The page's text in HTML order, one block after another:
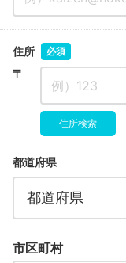
住所 必須
〒
住所検索
都道府県
市区町村